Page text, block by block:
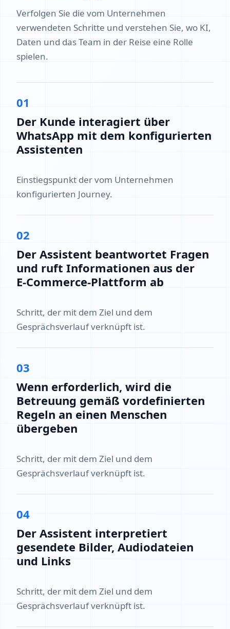
Verfolgen Sie die vom Unternehmen
verwendeten Schritte und verstehen Sie, wo KI,
Daten und das Team in der Reise eine Rolle
spielen.
01
Der Kunde interagiert über
WhatsApp mit dem konfigurierten
Assistenten
Einstiegspunkt der vom Unternehmen
konfigurierten Journey.
02
Der Assistent beantwortet Fragen
und ruft Informationen aus der
E‑Commerce‑Plattform ab
Schritt, der mit dem Ziel und dem
Gesprächsverlauf verknüpft ist.
03
Wenn erforderlich, wird die
Betreuung gemäß vordefinierten
Regeln an einen Menschen
übergeben
Schritt, der mit dem Ziel und dem
Gesprächsverlauf verknüpft ist.
04
Der Assistent interpretiert
gesendete Bilder, Audiodateien
und Links
Schritt, der mit dem Ziel und dem
Gesprächsverlauf verknüpft ist.